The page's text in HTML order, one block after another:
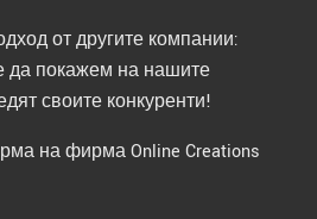
от другите компании:
да покажем на нашите
своите конкуренти!
на фирма Online Creations